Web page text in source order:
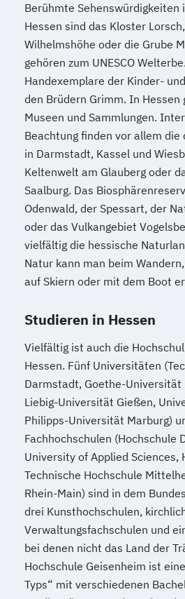
Wirtschaftswissenschaftler
Wirtschafts­ingenieur­wesen
Fahrzeugtechnik
Wirtschafts­ingenieur­wesen
Kunststofftechnik
Wirtschafts­ingenieur­wesen
Verfahrenstechnik
Zukunftsmanagement
Berühmte Sehenswürdigkeiten
Hessen sind das Kloster
Wilhelmshöhe oder die Grube
gehören zum UNESCO
Handexemplare der Kinder-
den Brüdern Grimm. In
Museen und Sammlungen.
Beachtung finden vor allem die
in Darmstadt, Kassel und
Keltenwelt am Glauberg oder
Saalburg. Das
Odenwald, der Spessart, der
oder das Vulkangebiet
vielfältig die hessische
Natur kann man beim
auf Skiern oder mit dem Boot
Studieren in Hessen
Vielfältig ist auch die
Hessen. Fünf Universitäten
Darmstadt, Goethe-
Liebig-Universität Gießen,
Philipps-Universität Marburg)
Fachhochschulen (Hochschule
University of Applied Sciences,
Technische Hochschule
Rhein-Main) sind in dem
drei Kunsthochschulen,
Verwaltungsfachschulen und
bei denen nicht das Land der
Hochschule Geisenheim ist
Typs“ mit verschiedenen